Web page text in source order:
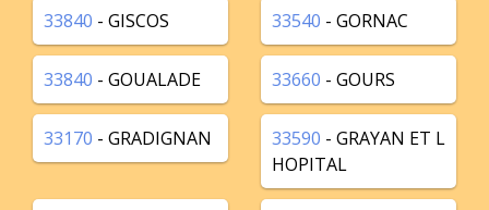
33840 - GISCOS 33540 - GORNAC
33840 - GOUALADE 33660 - GOURS
33170 - GRADIGNAN 33590 - GRAYAN ET L
HOPITAL